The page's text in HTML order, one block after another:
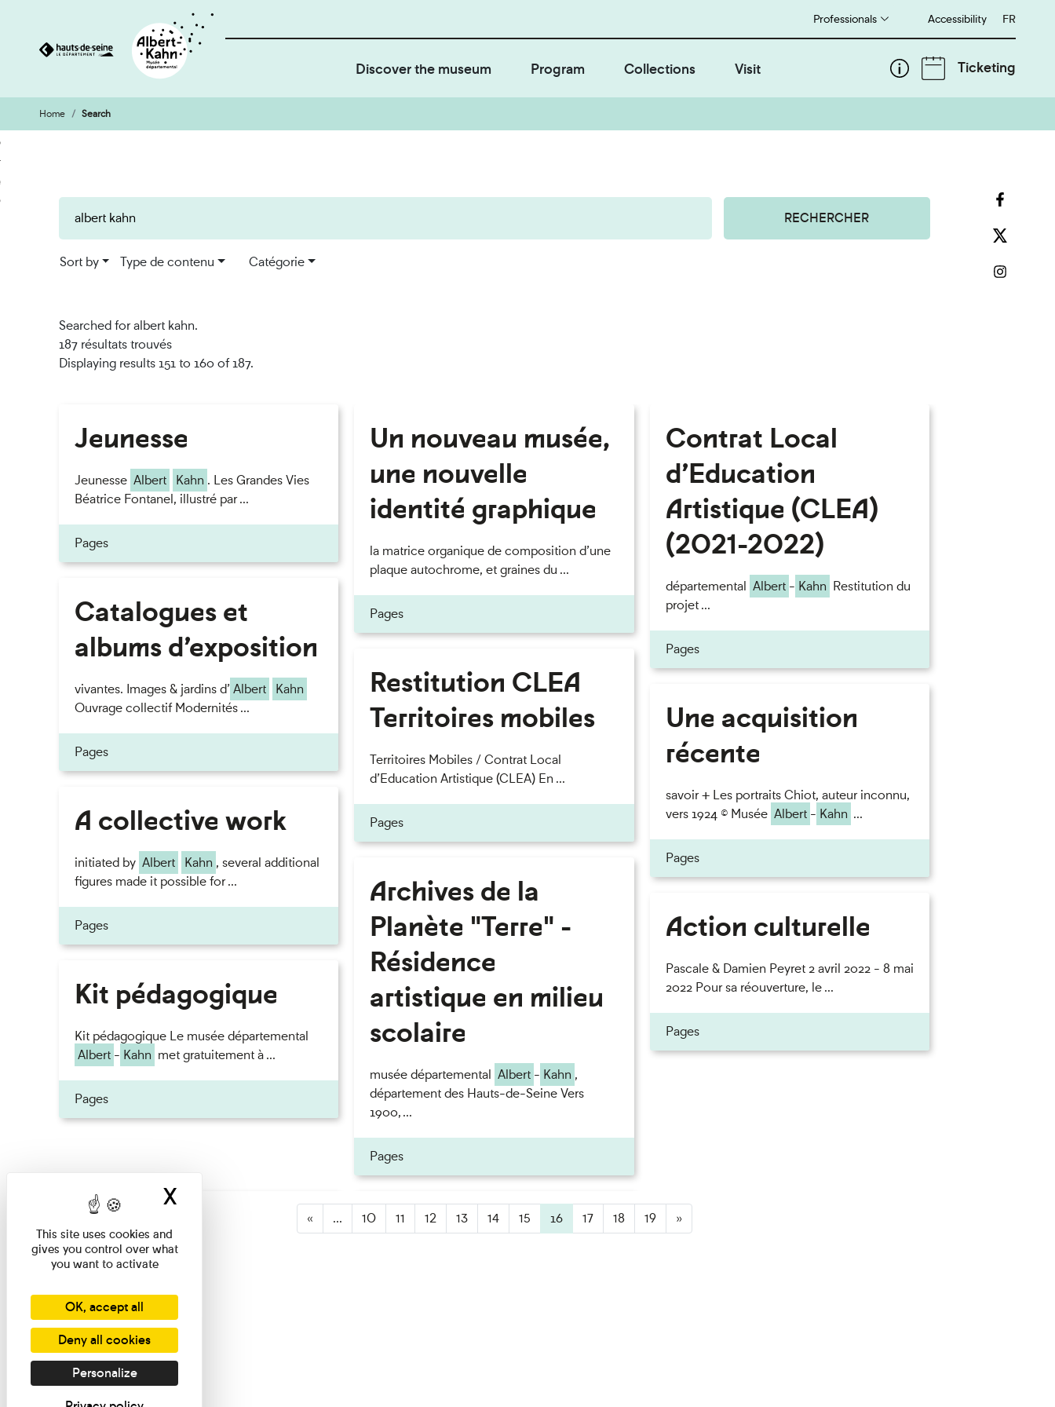
Go
to
content
Go
to
search
engine
Professionals Accessibility Français
FR
Discover the museum Program Collections Visit Ticketing
Home Search
RECHERCHER
Sort by Type de contenu Catégorie
Searched for albert kahn.
187 résultats trouvés
Displaying results 151 to 160 of 187.
Jeunesse
Jeunesse Albert Kahn . Les Grandes Vies
Béatrice Fontanel, illustré par ...
Pages
Catalogues et
albums d’exposition
vivantes. Images & jardins d’ Albert
Kahn
Ouvrage collectif Modernités ...
Pages
A collective work
initiated by Albert Kahn , several additional
figures made it possible for ...
Pages
Kit pédagogique
Kit pédagogique Le musée départemental
Albert - Kahn met gratuitement à ...
Pages
Un nouveau musée,
une nouvelle
identité graphique
la matrice organique de composition d’une
plaque autochrome, et graines du ...
Pages
Restitution CLEA
Territoires mobiles
Territoires Mobiles / Contrat Local
d’Education Artistique (CLEA) En ...
Pages
Archives de la
Planète "Terre" -
Résidence
artistique en milieu
scolaire
musée départemental Albert - Kahn ,
département des Hauts-de-Seine Vers
1900, ...
Pages
Contrat Local
d’Education
Artistique (CLEA)
(2021-2022)
départemental Albert - Kahn Restitution du
projet ...
Pages
Une acquisition
récente
savoir + Les portraits Chiot, auteur inconnu,
vers 1924 © Musée Albert - Kahn ...
Pages
Action culturelle
Pascale & Damien Peyret 2 avril 2022 - 8 mai
2022 Pour sa réouverture, le ...
Pages
« ... 10 11 12 13 14 15 16(active)
17 18 19 »
Cookies management panel
This site uses cookies and
gives you control over what
you want to activate
OK, accept all
Deny all cookies
Personalize
X Hide cookie banner